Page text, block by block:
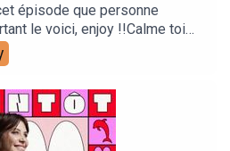
épisode que personne
le voici, enjoy !!Calme toi
de production et
Louveau : community
Meslien : illustration
: chargée de
Bérault : illustrations Manon
& Gaspar : générique